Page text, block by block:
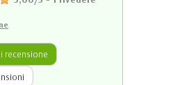
recensione